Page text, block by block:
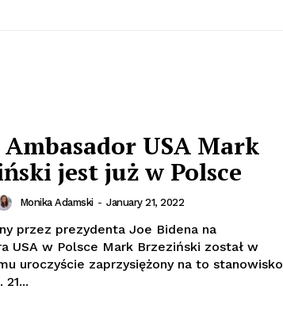
USA Mark
jest już w Polsce
Monika Adamski - January 21, 2022
przez prezydenta Joe Bidena na
USA w Polsce Mark Brzeziński został w
uroczyście zaprzysiężony na to stanowisko
21...